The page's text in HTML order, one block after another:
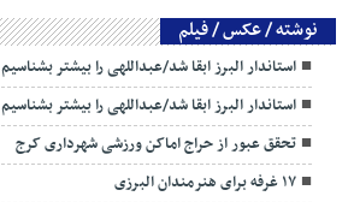
نوشته / عکس / فیلم
استاندار البرز ابقا شد/عبداللهی را بیشتر بشناسیم
استاندار البرز ابقا شد/عبداللهی را بیشتر بشناسیم
تحقق عبور از حراج اماکن ورزشی شهرداری کرج
۱۷ غرفه برای هنرمندان البرزی